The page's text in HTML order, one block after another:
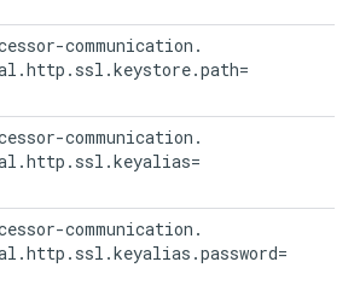
communication.
communication.
communication.